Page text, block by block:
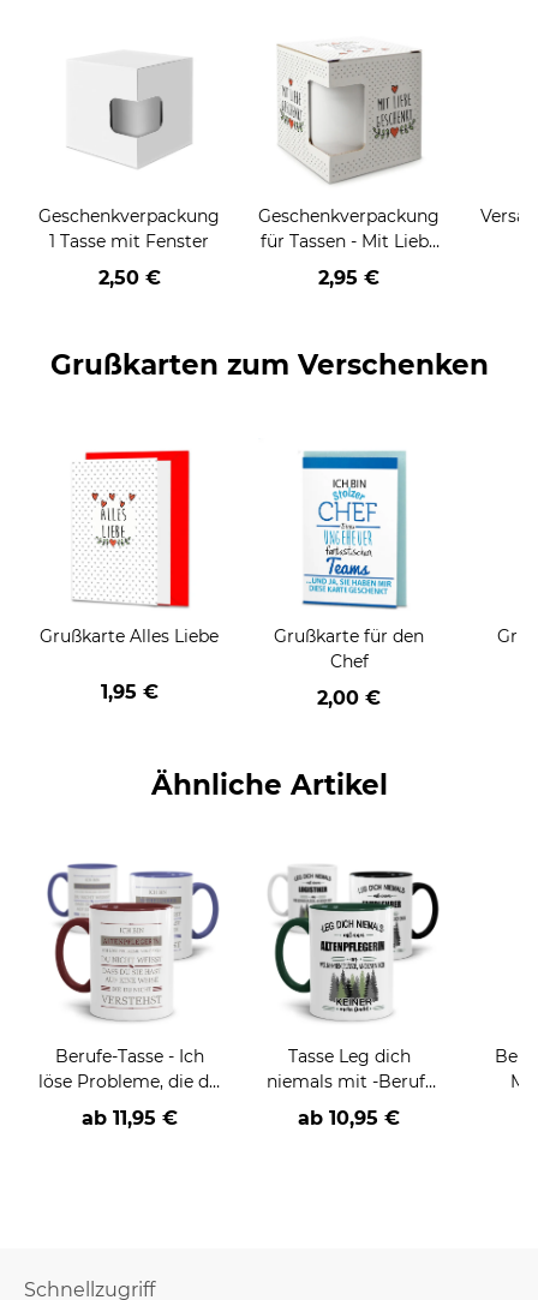
Geschenkverpackung
1 Tasse mit Fenster
2,50 €
Geschenkverpackung
für Tassen - Mit Liebe
geschenkt
2,95 €
Grußkarten zum Verschenken
Grußkarte Alles Liebe
1,95 €
Grußkarte für den
Chef
2,00 €
Ähnliche Artikel
Berufe-Tasse - Ich
löse Probleme, die du
nicht verstehst -
verschiedene Berufe
ab 11,95 €
Tasse Leg dich
niemals mit -Beruf-
an
ab 10,95 €
Schnellzugriff